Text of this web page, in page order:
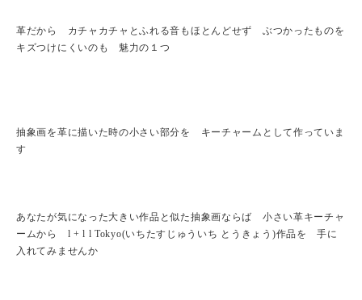
革だから カチャカチャとふれる音もほとんどせず ぶつかったものを
キズつけにくいのも 魅力の１つ
抽象画を革に描いた時の小さい部分を キーチャームとして作っていま
す
あなたが気になった大きい作品と似た抽象画ならば 小さい革キーチャ
ームから l + l l Tokyo(いちたすじゅういち とうきょう)作品を 手に
入れてみませんか